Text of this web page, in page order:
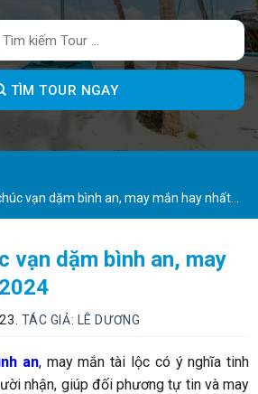
TÌM TOUR NGAY
vạn dặm bình an, may mắn hay nhất
vạn dặm bình an, may
TÁC GIẢ: LÊ DƯƠNG
an, may mắn tài lộc có ý nghĩa tinh
nhận, giúp đối phương tự tin và may